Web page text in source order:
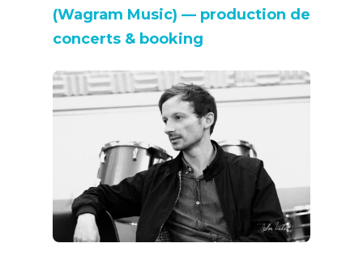
(Wagram Music) — production de
concerts & booking